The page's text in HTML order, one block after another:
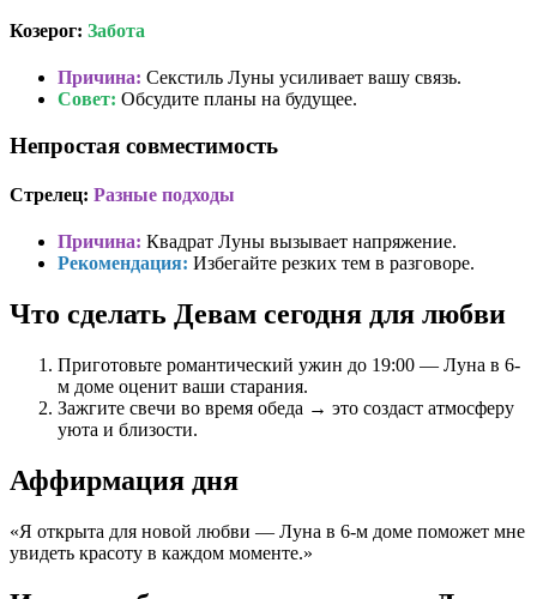
Козерог: Забота
Причина: Секстиль Луны усиливает вашу связь.
Совет: Обсудите планы на будущее.
Непростая совместимость
Стрелец: Разные подходы
Причина: Квадрат Луны вызывает напряжение.
Рекомендация: Избегайте резких тем в разговоре.
Что сделать Девам сегодня для любви
Приготовьте романтический ужин до 19:00 — Луна в 6-
м доме оценит ваши старания.
Зажгите свечи во время обеда → это создаст атмосферу
уюта и близости.
Аффирмация дня
«Я открыта для новой любви — Луна в 6-м доме поможет мне
увидеть красоту в каждом моменте.»